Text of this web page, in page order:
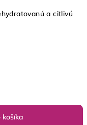
a citlivú
košíka